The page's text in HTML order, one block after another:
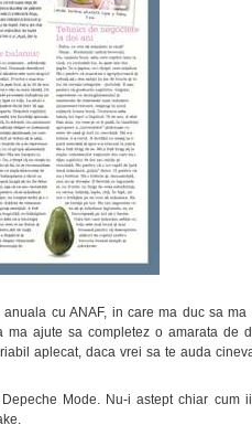
cu ANAF, in care ma duc sa
ma ajute sa completez o amarata de
aplecat, daca vrei sa te auda
Mode. Nu-i astept chiar cum ii